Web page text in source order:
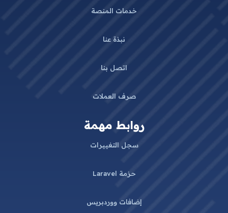
خدمات المنصة
نبذة عنا
اتصل بنا
صرف العملات
روابط مهمة
سجل التغييرات
حزمة Laravel
إضافات ووردبريس